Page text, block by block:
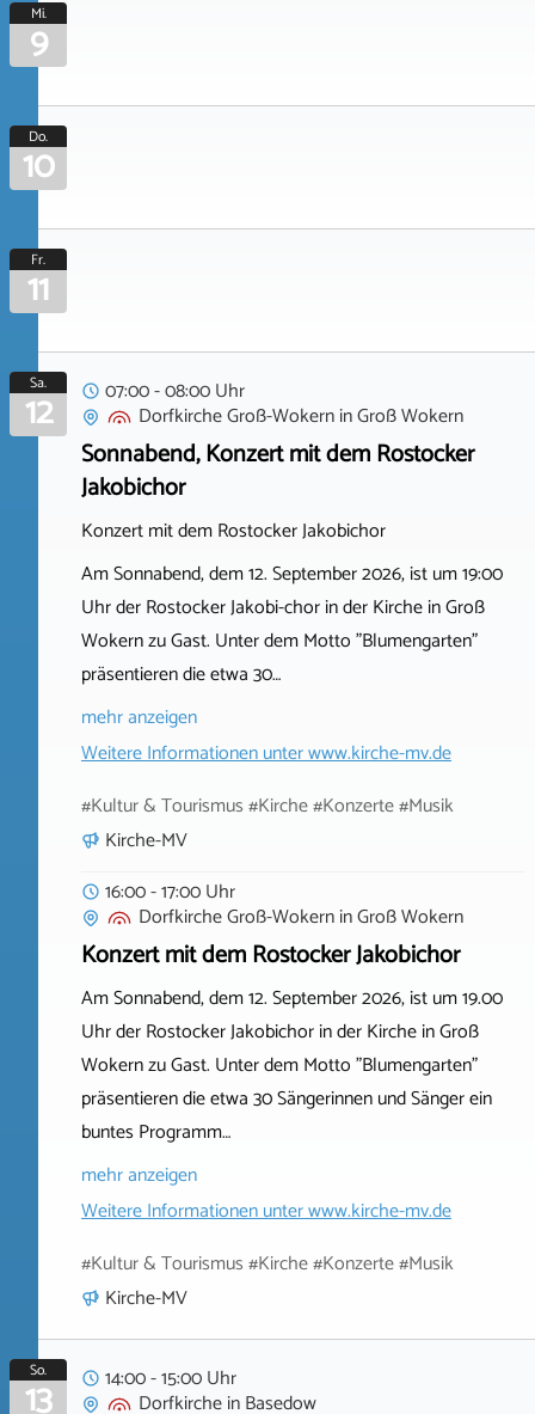
Mi.
9
Do.
10
Fr.
11
Sa.
12
07:00 - 08:00 Uhr
Dorfkirche Groß-WokerninGroß Wokern
Sonnabend, Konzert mit dem Rostocker
Jakobichor
Konzert mit dem Rostocker Jakobichor
Am Sonnabend, dem 12. September 2026, ist um 19:00
Uhr der Rostocker Jakobi-chor in der Kirche in Groß
Wokern zu Gast. Unter dem Motto "Blumengarten"
präsentieren die etwa 30…
mehr anzeigen
Weitere Informationen unterwww.kirche-mv.de
#Kultur & Tourismus #Kirche #Konzerte #Musik
Kirche-MV
16:00 - 17:00 Uhr
Dorfkirche Groß-WokerninGroß Wokern
Konzert mit dem Rostocker Jakobichor
Am Sonnabend, dem 12. September 2026, ist um 19.00
Uhr der Rostocker Jakobichor in der Kirche in Groß
Wokern zu Gast. Unter dem Motto "Blumengarten"
präsentieren die etwa 30 Sängerinnen und Sänger ein
buntes Programm…
mehr anzeigen
Weitere Informationen unterwww.kirche-mv.de
#Kultur & Tourismus #Kirche #Konzerte #Musik
Kirche-MV
So.
13
14:00 - 15:00 Uhr
DorfkircheinBasedow